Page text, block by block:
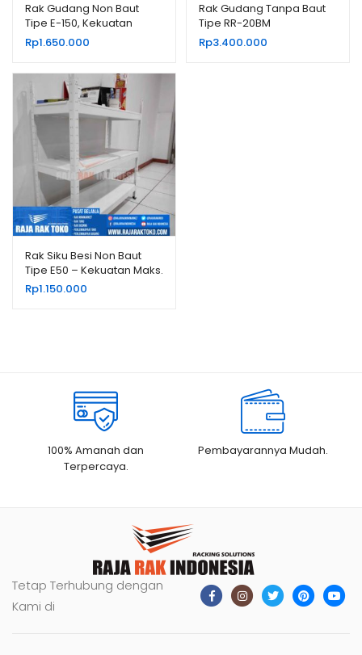
Rak Gudang Non Baut
Tipe E-150, Kekuatan
200Kg / Level
Rp1.650.000
Rak Gudang Tanpa Baut
Tipe RR-20BM
Rp3.400.000
Rak Siku Besi Non Baut
Tipe E50 – Kekuatan Maks.
80 kg/Level
Rp1.150.000
100% Amanah dan
Terpercaya.
Pembayarannya Mudah.
Tetap Terhubung dengan
Kami di